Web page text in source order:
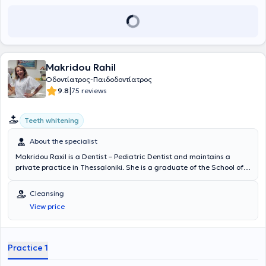
Makridou Rahil
Οδοντίατρος-Παιδοδοντίατρος
9.8|75 reviews
Teeth whitening
About the specialist
Makridou Raxil is a Dentist – Pediatric Dentist and maintains a
private practice in Thessaloniki. She is a graduate of the School of
advanced training in pediatric dentistry at the Aarhus School of
Dentistry in Denmark and the University of Leeds in England. She
has extensive academic and professional experience in the field and
her practice caters to the needs of both children and adults.
Cleansing
View price
Practice 1